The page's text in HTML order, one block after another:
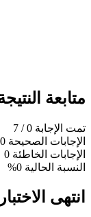
متابعة النتيجة
تمت الإجابة 0
/ 7
الإجابات الصحيحة 0
الإجابات الخاطئة 0
النسبة الحالية 0%
انتهى الاختبار